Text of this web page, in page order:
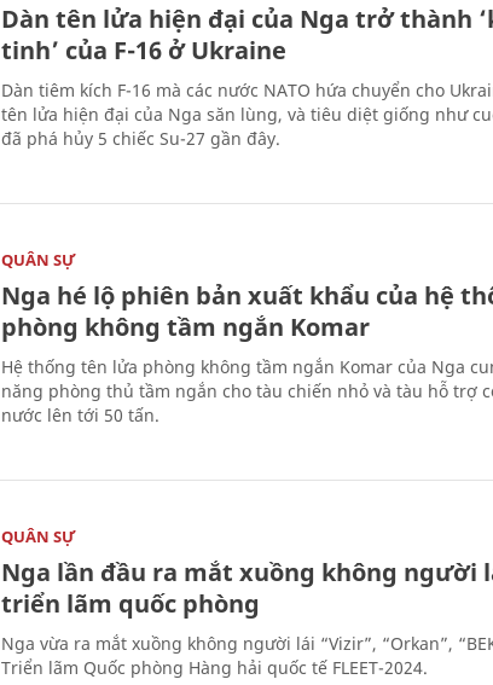
Dàn tên lửa hiện đại của Nga trở thành
tinh’ của F-16 ở Ukraine
Dàn tiêm kích F-16 mà các nước NATO hứa chuyển cho
tên lửa hiện đại của Nga săn lùng, và tiêu diệt giống như
đã phá hủy 5 chiếc Su-27 gần đây.
QUÂN SỰ
Nga hé lộ phiên bản xuất khẩu của hệ
phòng không tầm ngắn Komar
Hệ thống tên lửa phòng không tầm ngắn Komar của Nga
năng phòng thủ tầm ngắn cho tàu chiến nhỏ và tàu hỗ trợ
nước lên tới 50 tấn.
QUÂN SỰ
Nga lần đầu ra mắt xuồng không người
triển lãm quốc phòng
Nga vừa ra mắt xuồng không người lái “Vizir”, “Orkan”,
Triển lãm Quốc phòng Hàng hải quốc tế FLEET-2024.